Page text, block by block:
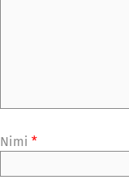
Nimi *